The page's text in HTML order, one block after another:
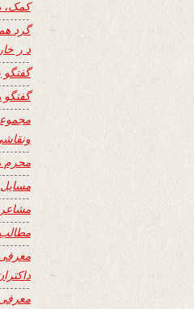
کمک،
گرد
د ر
گفتگو
محرم
مشاعره ۲۴